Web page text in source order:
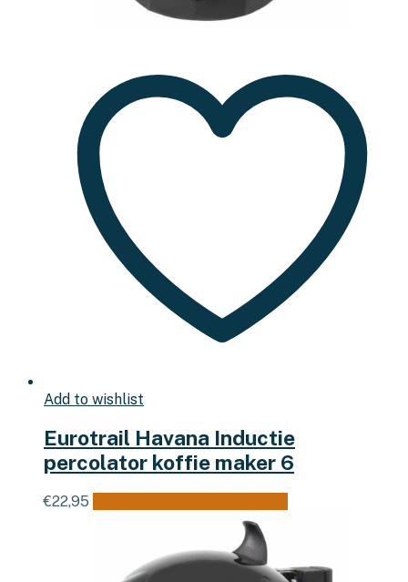
Add to wishlist
Eurotrail Havana Inductie
percolator koffie maker 6
€22,95